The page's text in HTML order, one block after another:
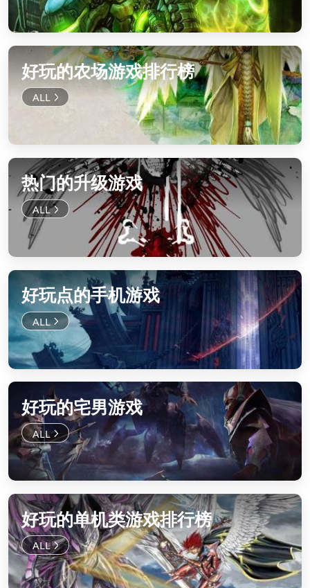
好玩的农场游戏排行榜
热门的升级游戏
好玩点的手机游戏
好玩的宅男游戏
好玩的单机类游戏排行榜